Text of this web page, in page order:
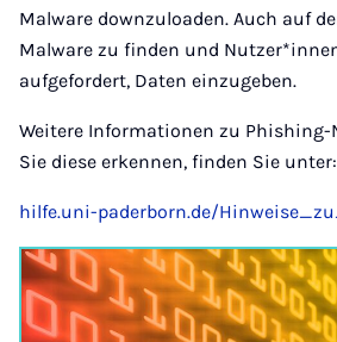
Malware downzuloaden. Auch auf
Malware zu finden und
aufgefordert, Daten einzugeben.
Weitere Informationen zu
Sie diese erkennen, finden Sie unter:
hilfe.uni-paderborn.de/